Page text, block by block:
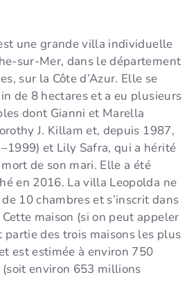
une grande villa individuelle
sur-Mer, dans le département
sur la Côte d’Azur. Elle se
de 8 hectares et a eu plusieurs
dont Gianni et Marella
J. Killam et, depuis 1987,
et Lily Safra, qui a hérité
de son mari. Elle a été
en 2016. La villa Leopolda ne
10 chambres et s’inscrit dans
maison (si on peut appeler
partie des trois maisons les plus
est estimée à environ 750
environ 653 millions